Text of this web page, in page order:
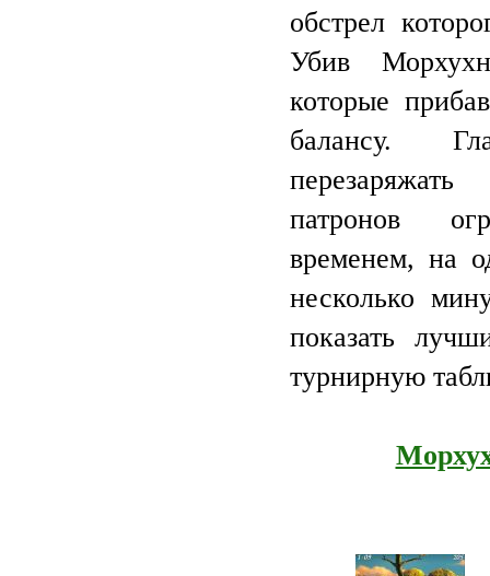
обстрел
Убив
которые
балансу.
патронов
временем, на
несколько
показать
турнирную